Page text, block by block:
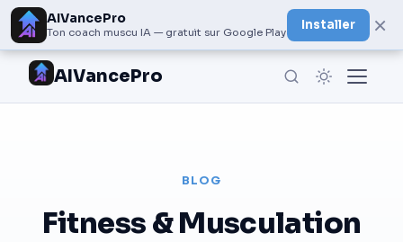
AIVancePro
Ton coach muscu IA — gratuit sur Google Play
Installer ×
AIVancePro
BLOG
Fitness & Musculation